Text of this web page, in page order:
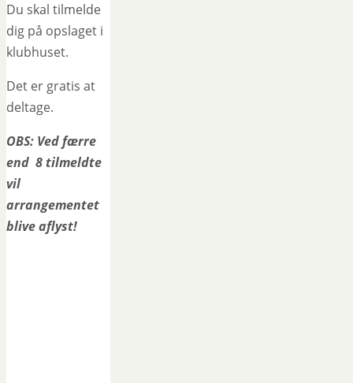
Du skal tilmelde
dig på opslaget i
klubhuset.
Det er gratis at
deltage.
OBS: Ved færre
end 8 tilmeldte
vil
arrangementet
blive aflyst!